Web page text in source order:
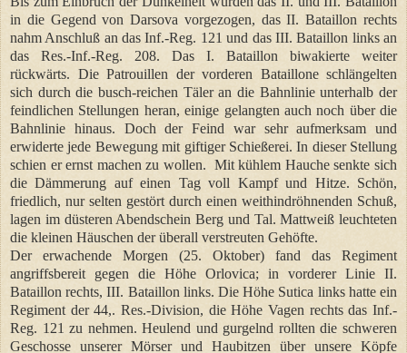
in die Gegend von Darsova vorgezogen, das II. Bataillon rechts
nahm Anschluß an das Inf.-Reg. 121 und das III. Bataillon links an
das Res.-Inf.-Reg. 208. Das I. Bataillon biwakierte weiter
rückwärts. Die Patrouillen der vorderen Bataillone schlängelten
sich durch die busch-reichen Täler an die Bahnlinie unterhalb der
feindlichen Stellungen heran, einige gelangten auch noch über die
Bahnlinie hinaus. Doch der Feind war sehr aufmerksam und
erwiderte jede Bewegung mit giftiger Schießerei. In dieser Stellung
schien er ernst machen zu wollen. Mit kühlem Hauche senkte sich
die Dämmerung auf einen Tag voll Kampf und Hitze. Schön,
friedlich, nur selten gestört durch einen weithindröhnenden Schuß,
lagen im düsteren Abendschein Berg und Tal. Mattweiß leuchteten
die kleinen Häuschen der überall verstreuten Gehöfte.
Der erwachende Morgen (25. Oktober) fand das Regiment
angriffsbereit gegen die Höhe Orlovica; in vorderer Linie II.
Bataillon rechts, III. Bataillon links. Die Höhe Sutica links hatte ein
Regiment der 44,. Res.-Division, die Höhe Vagen rechts das Inf.-
Reg. 121 zu nehmen. Heulend und gurgelnd rollten die schweren
Geschosse unserer Mörser und Haubitzen über unsere Köpfe